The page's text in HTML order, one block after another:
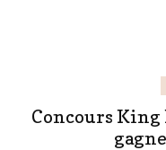
Concours King